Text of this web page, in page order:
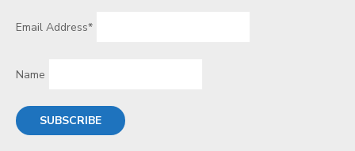
Email Address*
Name